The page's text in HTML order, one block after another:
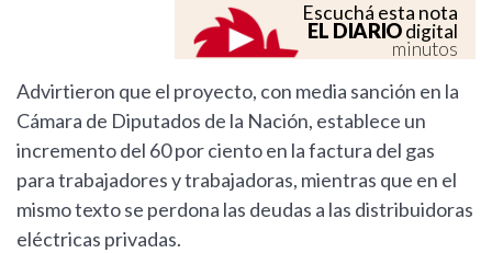
Escuchá esta nota
EL DIARIOdigital
minutos
Advirtieron que el proyecto, con media sanción en la
Cámara de Diputados de la Nación, establece un
incremento del 60 por ciento en la factura del gas
para trabajadores y trabajadoras, mientras que en el
mismo texto se perdona las deudas a las distribuidoras
eléctricas privadas.